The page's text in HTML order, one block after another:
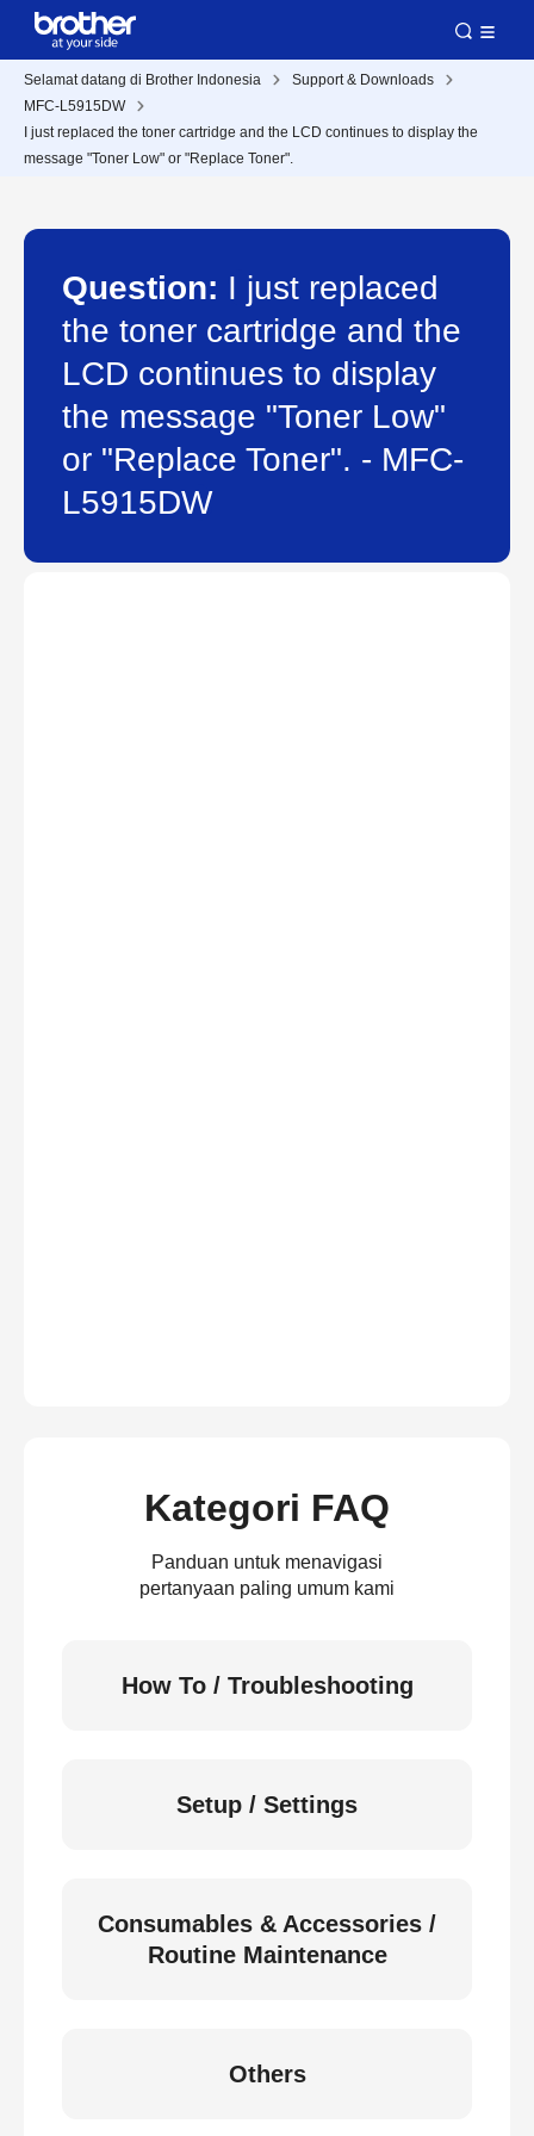
Selamat datang di Brother Indonesia
Support & Downloads
MFC-L5915DW
I just replaced the toner cartridge and the LCD continues to display the
message "Toner Low" or "Replace Toner".
Question: I just replaced
the toner cartridge and the
LCD continues to display
the message "Toner Low"
or "Replace Toner". - MFC-
L5915DW
Kategori FAQ
Panduan untuk menavigasi
pertanyaan paling umum kami
How To / Troubleshooting
Setup / Settings
Consumables & Accessories /
Routine Maintenance
Others